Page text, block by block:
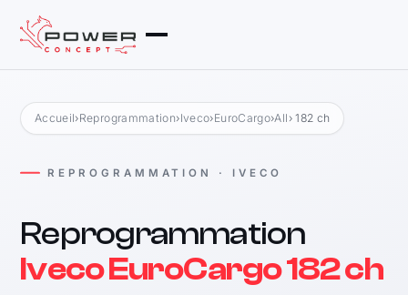
Accueil›Reprogrammation›Iveco›EuroCargo›All › 182 ch
REPROGRAMMATION · IVECO
Reprogrammation
Iveco EuroCargo 182 ch